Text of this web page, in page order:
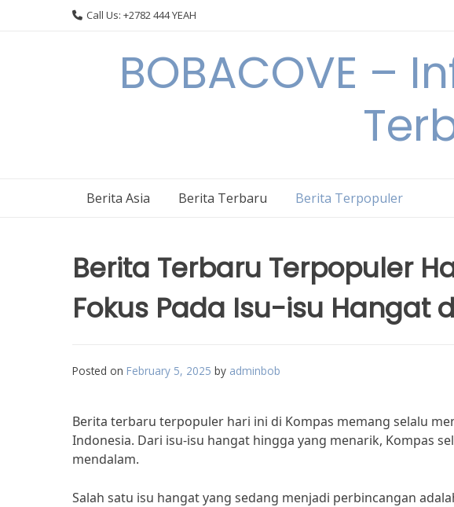
Call Us: +2782 444 YEAH
BOBACOVE –
Berita Asia Berita Terbaru Berita Terpopuler
Berita Terbaru Terpopuler
Fokus Pada Isu-isu Hangat
Posted on February 5, 2025 by adminbob
Berita terbaru terpopuler hari ini di Kompas memang selalu
Indonesia. Dari isu-isu hangat hingga yang menarik, Kompas
mendalam.
Salah satu isu hangat yang sedang menjadi perbincangan